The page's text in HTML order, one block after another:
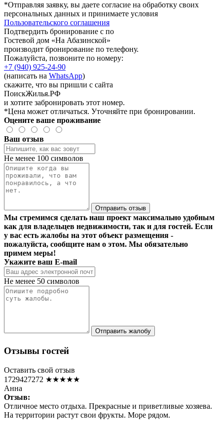
*Отправляя заявку, вы даете согласие на обработку своих
персональных данных и принимаете условия
Пользовательского соглашения
Подтвердить бронирование с по
Гостевой дом «На Абазинской»
производит бронирование по телефону.
Пожалуйста, позвоните по номеру:
+7 (940) 925-24-90
(написать на WhatsApp)
скажите, что вы пришли с сайта
ПоискЖилья.РФ
и хотите забронировать этот номер.
*Цена может отличаться. Уточняйте при бронировании.
Оцените ваше проживание
Ваш отзыв
Не менее 100 символов
Отправить отзыв
Мы стремимся сделать наш проект максимально удобным
как для владельцев недвижимости, так и для гостей. Если
у вас есть жалобы на этот объект размещения -
пожалуйста, сообщите нам о этом. Мы обязательно
примем меры!
Укажите ваш E-mail
Не менее 50 символов
Отправить жалобу
Отзывы гостей
Оставить свой отзыв
1729427272 ★★★★★
Анна
Отзыв:
Отличное место отдыха. Прекрасные и приветливые хозяева.
На территории растут свои фрукты. Море рядом.